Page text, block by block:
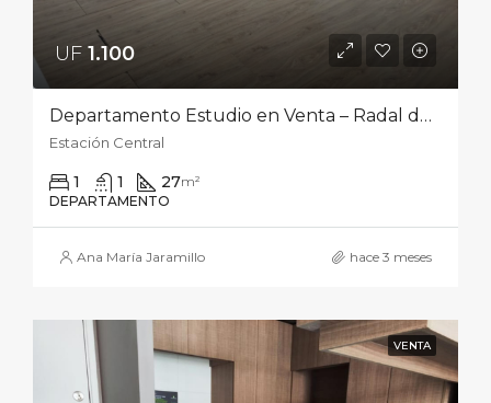
UF 1.100‎
Departamento Estudio en Venta – Radal del Obispo Francisco Anabalón Duarte 018, Estación Central
Estación Central
1 1 27m²
DEPARTAMENTO
Ana María Jaramillo hace 3 meses
VENTA